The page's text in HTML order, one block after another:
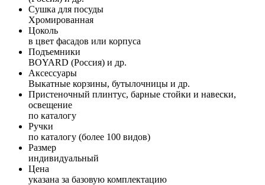
Сушка для посуды
Хромированная
Цоколь
в цвет фасадов или корпуса
Подъемники
BOYARD (Россия) и др.
Аксессуары
Выкатные корзины, бутылочницы и др.
Пристеночный плинтус, барные стойки и навески,
освещение
по каталогу
Ручки
по каталогу (более 100 видов)
Размер
индивидуальный
Цена
указана за базовую комплектацию